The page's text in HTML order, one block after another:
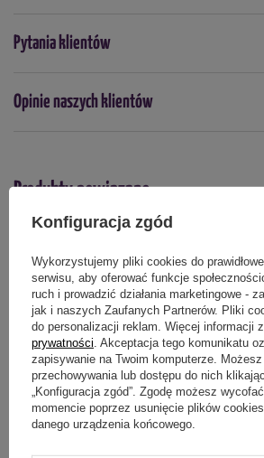
Dostępny również w opakowaniu:
Skład nawozu
potas (K),
wapń (Ca),
bor (B),
miedź (Cu),
żelazo (Fe),
mangan (Mn),
molibden (Mo),
cynk (Zn).
Symbol
5907102011406
kwiecień maj czerwiec
mineralny
Podmiot odpowiedzialny za ten produkt na terenie UE
Pytania klientów
Opinie naszych klientów
Produkty powiązane
Konfiguracja zgód
Wykorzystujemy pliki cookies do
serwisu, aby oferować funkcje
ruch i prowadzić działania marketingowe -
jak i naszych Zaufanych Partnerów. Pliki
do personalizacji reklam. Więcej informacji
prywatności . Akceptacja tego komunikatu
zapisywanie na Twoim komputerze.
przechowywania lub dostępu do nich
„Konfiguracja zgód”. Zgodę możesz
momencie poprzez usunięcie plików
danego urządzenia końcowego.